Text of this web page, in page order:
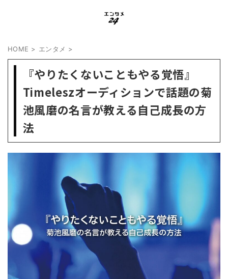
HOME > エンタメ >
『やりたくないこともやる覚悟』
Timeleszオーディションで話題の菊
池風磨の名言が教える自己成長の方
法